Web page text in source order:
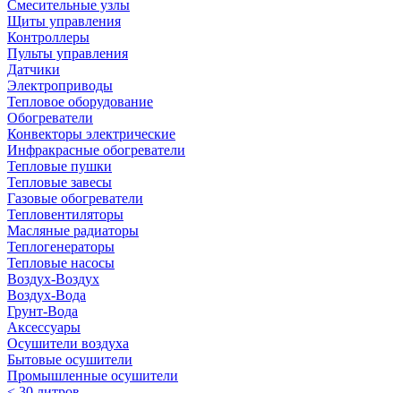
Смесительные узлы
Щиты управления
Контроллеры
Пульты управления
Датчики
Электроприводы
Тепловое оборудование
Обогреватели
Конвекторы электрические
Инфракрасные обогреватели
Тепловые пушки
Тепловые завесы
Газовые обогреватели
Тепловентиляторы
Масляные радиаторы
Теплогенераторы
Тепловые насосы
Воздух-Воздух
Воздух-Вода
Грунт-Вода
Аксессуары
Осушители воздуха
Бытовые осушители
Промышленные осушители